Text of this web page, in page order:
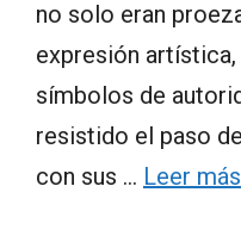
no solo eran
expresión
símbolos de
resistido el paso
con sus … Leer más